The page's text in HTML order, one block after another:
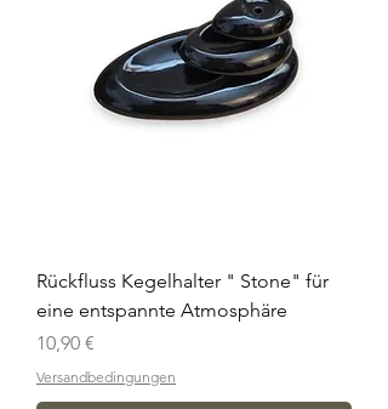
Rückfluss Kegelhalter " Stone" für
eine entspannte Atmosphäre
Preis
10,90 €
Versandbedingungen